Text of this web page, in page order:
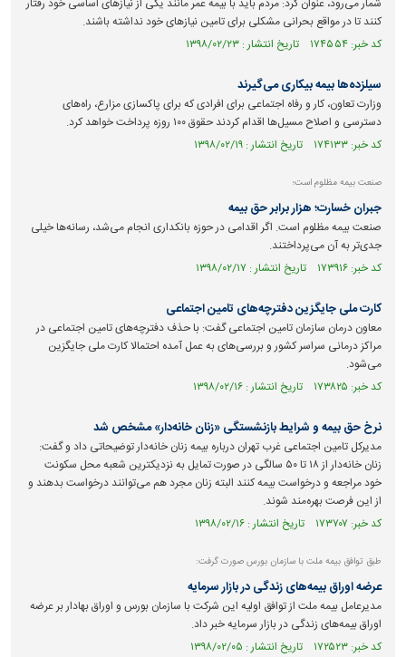
شمار می‌رود، عنوان کرد: مردم باید با بیمه عمر مانند یکی از نیاز‌های اساسی خود رفتار
کنند تا در مواقع بحرانی مشکلی برای تامین نیاز‌های خود نداشته باشند.
کد خبر: ۱۷۴۵۵۴ تاریخ انتشار : ۱۳۹۸/۰۲/۲۳
سیلزده‌ها بیمه بیکاری می‌گیرند
وزارت تعاون، کار و رفاه اجتماعی برای افرادی که برای پاکسازی مزارع، راه‌های
دسترسی و اصلاح مسیل‌ها اقدام کردند حقوق ۱۰۰ روزه پرداخت خواهد کرد.
کد خبر: ۱۷۴۱۳۳ تاریخ انتشار : ۱۳۹۸/۰۲/۱۹
صنعت بیمه مظلوم است؛
جبران خسارت؛ هزار برابر حق بیمه
صنعت بیمه مظلوم است. اگر اقدامی در حوزه بانکداری انجام می‌شد، رسانه‌ها خیلی
جدی‌تر به آن می‌پرداختند.
کد خبر: ۱۷۳۹۱۶ تاریخ انتشار : ۱۳۹۸/۰۲/۱۷
کارت ملی جایگزین دفترچه‌های تامین اجتماعی
معاون درمان سازمان تامین اجتماعی گفت: با حذف دفترچه‌های تامین اجتماعی در
مراکز درمانی سراسر کشور و بررسی‌های به عمل آمده احتمالا کارت‌ ملی جایگزین
می‌شود.
کد خبر: ۱۷۳۸۲۵ تاریخ انتشار : ۱۳۹۸/۰۲/۱۶
نرخ حق بیمه و شرایط بازنشستگی «زنان خانه‌دار» مشخص شد
مدیرکل تامین اجتماعی غرب تهران درباره بیمه زنان خانه‌دار توضیحاتی داد و گفت:
زنان خانه‌دار از ۱۸ تا ۵۰ سالگی در صورت تمایل به نزدیکترین شعبه محل سکونت
خود مراجعه و درخواست بیمه کنند البته زنان مجرد هم می‌توانند درخواست بدهند و
از این فرصت بهره‌مند شوند.
کد خبر: ۱۷۳۷۰۷ تاریخ انتشار : ۱۳۹۸/۰۲/۱۶
طبق توافق بیمه ملت با سازمان بورس صورت گرفت:
عرضه اوراق بیمه‌های زندگی در بازار سرمایه
مدیرعامل بیمه ملت از توافق اولیه این شرکت با سازمان بورس و اوراق بهادار بر عرضه
اوراق بیمه‌های زندگی در بازار سرمایه خبر داد.
کد خبر: ۱۷۲۵۲۳ تاریخ انتشار : ۱۳۹۸/۰۲/۰۵